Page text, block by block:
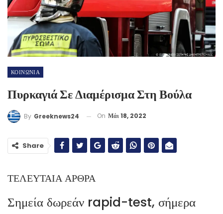
ΚΟΙΝΩΝΙΑ
Πυρκαγιά Σε Διαμέρισμα Στη Βούλα
By Greeknews24 On Μάι 18, 2022
Share
ΤΕΛΕΥΤΑΙΑ ΑΡΘΡΑ
Σημεία δωρεάν rapid-test, σήμερα